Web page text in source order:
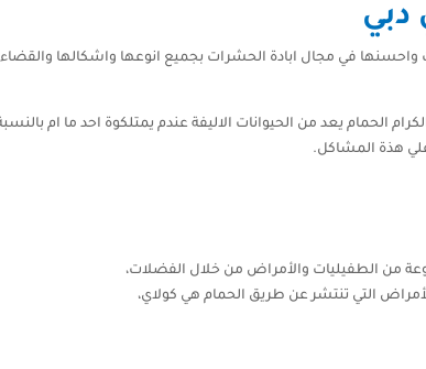
دبي
في مجال ابادة الحشرات بجميع انوعها واشكالها
الحمام يعد من الحيوانات الاليفة عندم يمتلكوة احد ما ام
هذة المشاكل.
من الطفيليات والأمراض من خلال الفضلات،
التي تنتشر عن طريق الحمام هي كولاي،